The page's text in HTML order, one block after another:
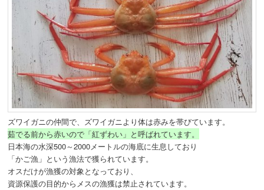
ズワイガニの仲間で、ズワイガニより体は赤みを帯びています。
茹でる前から赤いので「紅ずわい」と呼ばれています。
日本海の水深500～2000メートルの海底に生息しており
「かご漁」という漁法で獲られています。
オスだけが漁獲の対象となっており、
資源保護の目的からメスの漁獲は禁止されています。